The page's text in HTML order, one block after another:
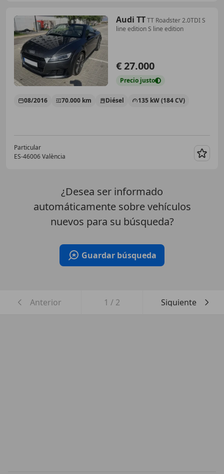
Audi TTTT Roadster 2.0TDI S
line edition S line edition
€ 27.000
Precio justo
08/2016 70.000 km Diésel 135 kW (184 CV)
Particular
ES-46006 València
¿Desea ser informado
automáticamente sobre vehículos
nuevos para su búsqueda?
Guardar búsqueda
Anterior 1 / 2 Siguiente